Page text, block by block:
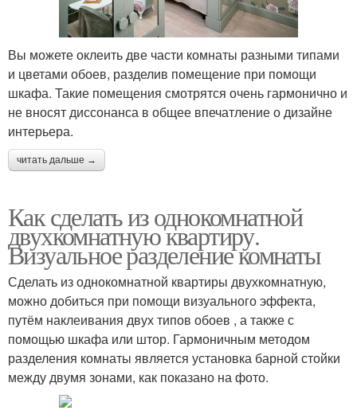
Вы можете оклеить две части комнаты разными типами
и цветами обоев, разделив помещение при помощи
шкафа. Такие помещения смотрятся очень гармонично и
не вносят диссонанса в общее впечатление о дизайне
интерьера.
читать дальше →
Как сделать из однокомнатной
двухкомнатную квартиру.
Визуальное разделение комнаты
Сделать из однокомнатной квартиры двухкомнатную,
можно добиться при помощи визуального эффекта,
путём наклеивания двух типов обоев , а также с
помощью шкафа или штор. Гармоничным методом
разделения комнаты является установка барной стойки
между двумя зонами, как показано на фото.